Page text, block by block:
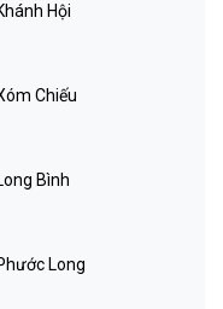
Hội
Chiếu
Bình
Long